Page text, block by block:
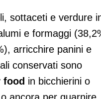
sottaceti e verdure
e formaggi
arricchire panini e
conservati sono
food in bicchierini o